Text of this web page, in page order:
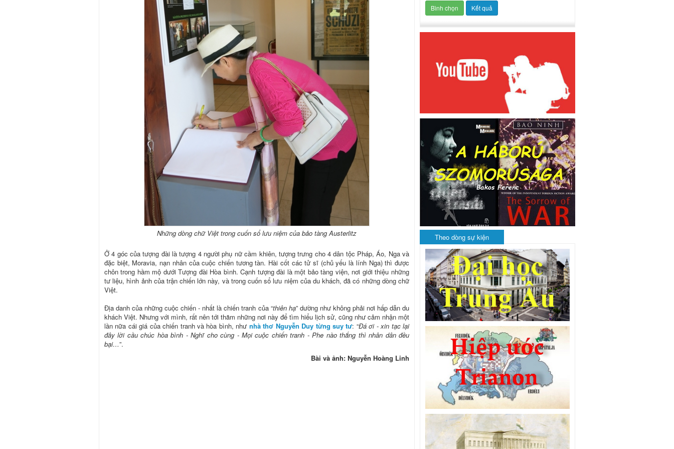
Những dòng chữ Việt trong cuốn sổ lưu niệm của bảo tàng Austerlitz
Ở 4 góc của tượng đài là tượng 4 người phụ nữ cầm khiên, tượng trưng cho 4 dân tộc Pháp, Áo, Nga và
đặc biệt, Moravia, nạn nhân của cuộc chiến tương tàn. Hài cốt các tử sĩ (chủ yếu là lính Nga) thì được
chôn trong hầm mộ dưới Tượng đài Hòa bình. Cạnh tượng đài là một bảo tàng viện, nơi giới thiệu những
tư liệu, hình ảnh của trận chiến lớn này, và trong cuốn sổ lưu niệm của du khách, đã có những dòng chữ
Việt.
Địa danh của những cuộc chiến - nhất là chiến tranh của “thiên hạ” dường như không phải nơi hấp dẫn du
khách Việt. Nhưng với mình, rất nên tới thăm những nơi này để tìm hiểu lịch sử, cũng như cảm nhận một
lần nữa cái giá của chiến tranh và hòa bình, như nhà thơ Nguyễn Duy từng suy tư: “Đá ơi - xin tạc lại
đây lời cầu chúc hòa bình - Nghĩ cho cùng - Mọi cuộc chiến tranh - Phe nào thắng thì nhân dân đều
bại…”.
Bài và ảnh: Nguyễn Hoàng Linh
Theo dòng sự kiện